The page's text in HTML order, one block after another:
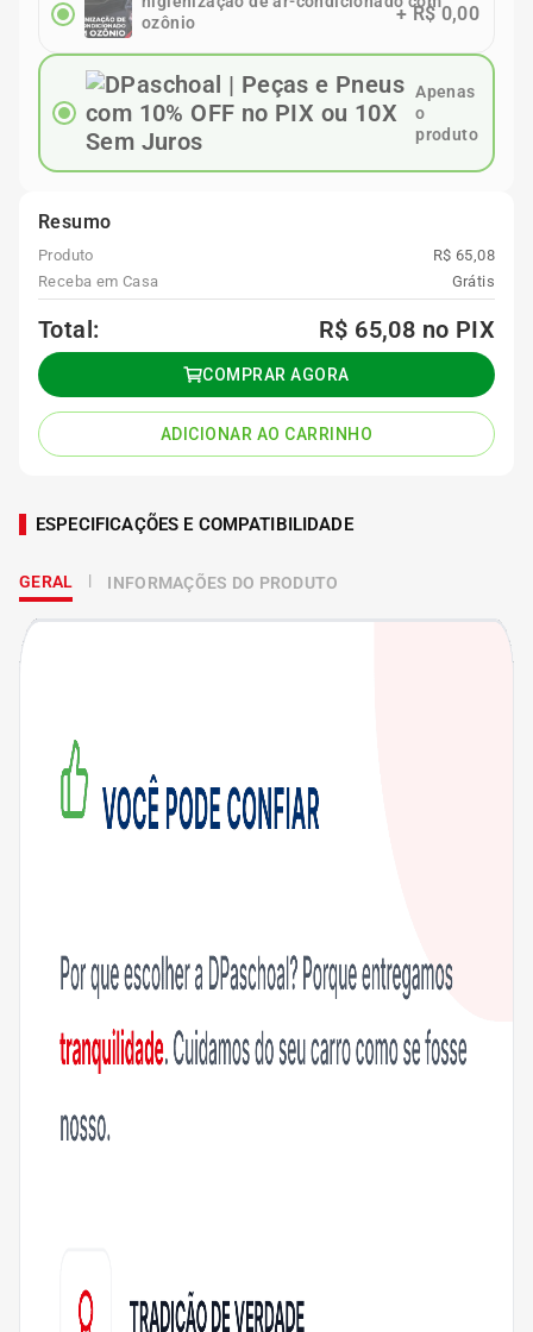
ozônio
+R$ 0,00
Apenas
o
produto
Resumo
Produto
R$ 65,08
Receba em Casa
Grátis
Total: R$ 65,08 no PIX
COMPRAR AGORA
ADICIONAR AO CARRINHO
ESPECIFICAÇÕES E COMPATIBILIDADE
GERAL INFORMAÇÕES DO PRODUTO